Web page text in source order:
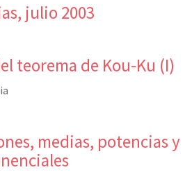
julio 2003
teorema de Kou-Ku (I)
medias, potencias y